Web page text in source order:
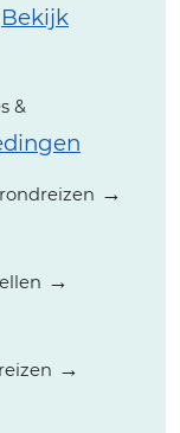
Bekijk
&
→
→
→